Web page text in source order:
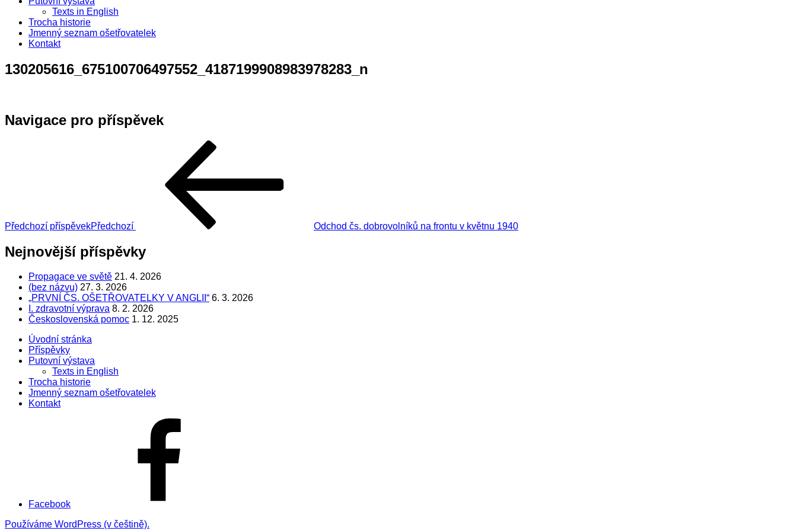
Texts in English
Trocha historie
Jmenný seznam ošetřovatelek
Kontakt
130205616_675100706497552_4187199908983978283_n
Navigace pro příspěvek
Předchozí příspěvekPředchozí Odchod čs. dobrovolníků na frontu v květnu 1940
Nejnovější příspěvky
Propagace ve světě 21. 4. 2026
(bez názvu) 27. 3. 2026
„PRVNÍ ČS. OŠETŘOVATELKY V ANGLII“ 6. 3. 2026
I. zdravotní výprava 8. 2. 2026
Československá pomoc 1. 12. 2025
Úvodní stránka
Příspěvky
Putovní výstava
Texts in English
Trocha historie
Jmenný seznam ošetřovatelek
Kontakt
Facebook
Používáme WordPress (v češtině).